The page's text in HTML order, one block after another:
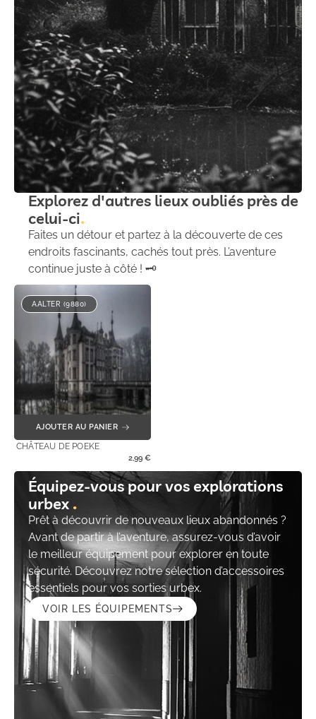
Explorez d'autres lieux oubliés près de
celui-ci
Faites un détour et partez à la découverte de ces
endroits fascinants, cachés tout près. L’aventure
continue juste à côté ! 🗝️
AALTER (9880)
AJOUTER AU PANIER
CHÂTEAU DE POEKE
2,99 €
Équipez-vous pour vos explorations
urbex
Prêt à découvrir de nouveaux lieux abandonnés ?
Avant de partir à l’aventure, assurez-vous d’avoir
le meilleur équipement pour explorer en toute
sécurité. Découvrez notre sélection d’accessoires
essentiels pour vos sorties urbex.
VOIR LES ÉQUIPEMENTS